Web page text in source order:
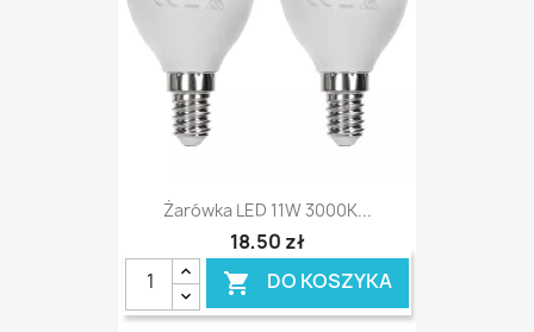
Żarówka LED 11W 3000K...
18,50 zł
 DO KOSZYKA